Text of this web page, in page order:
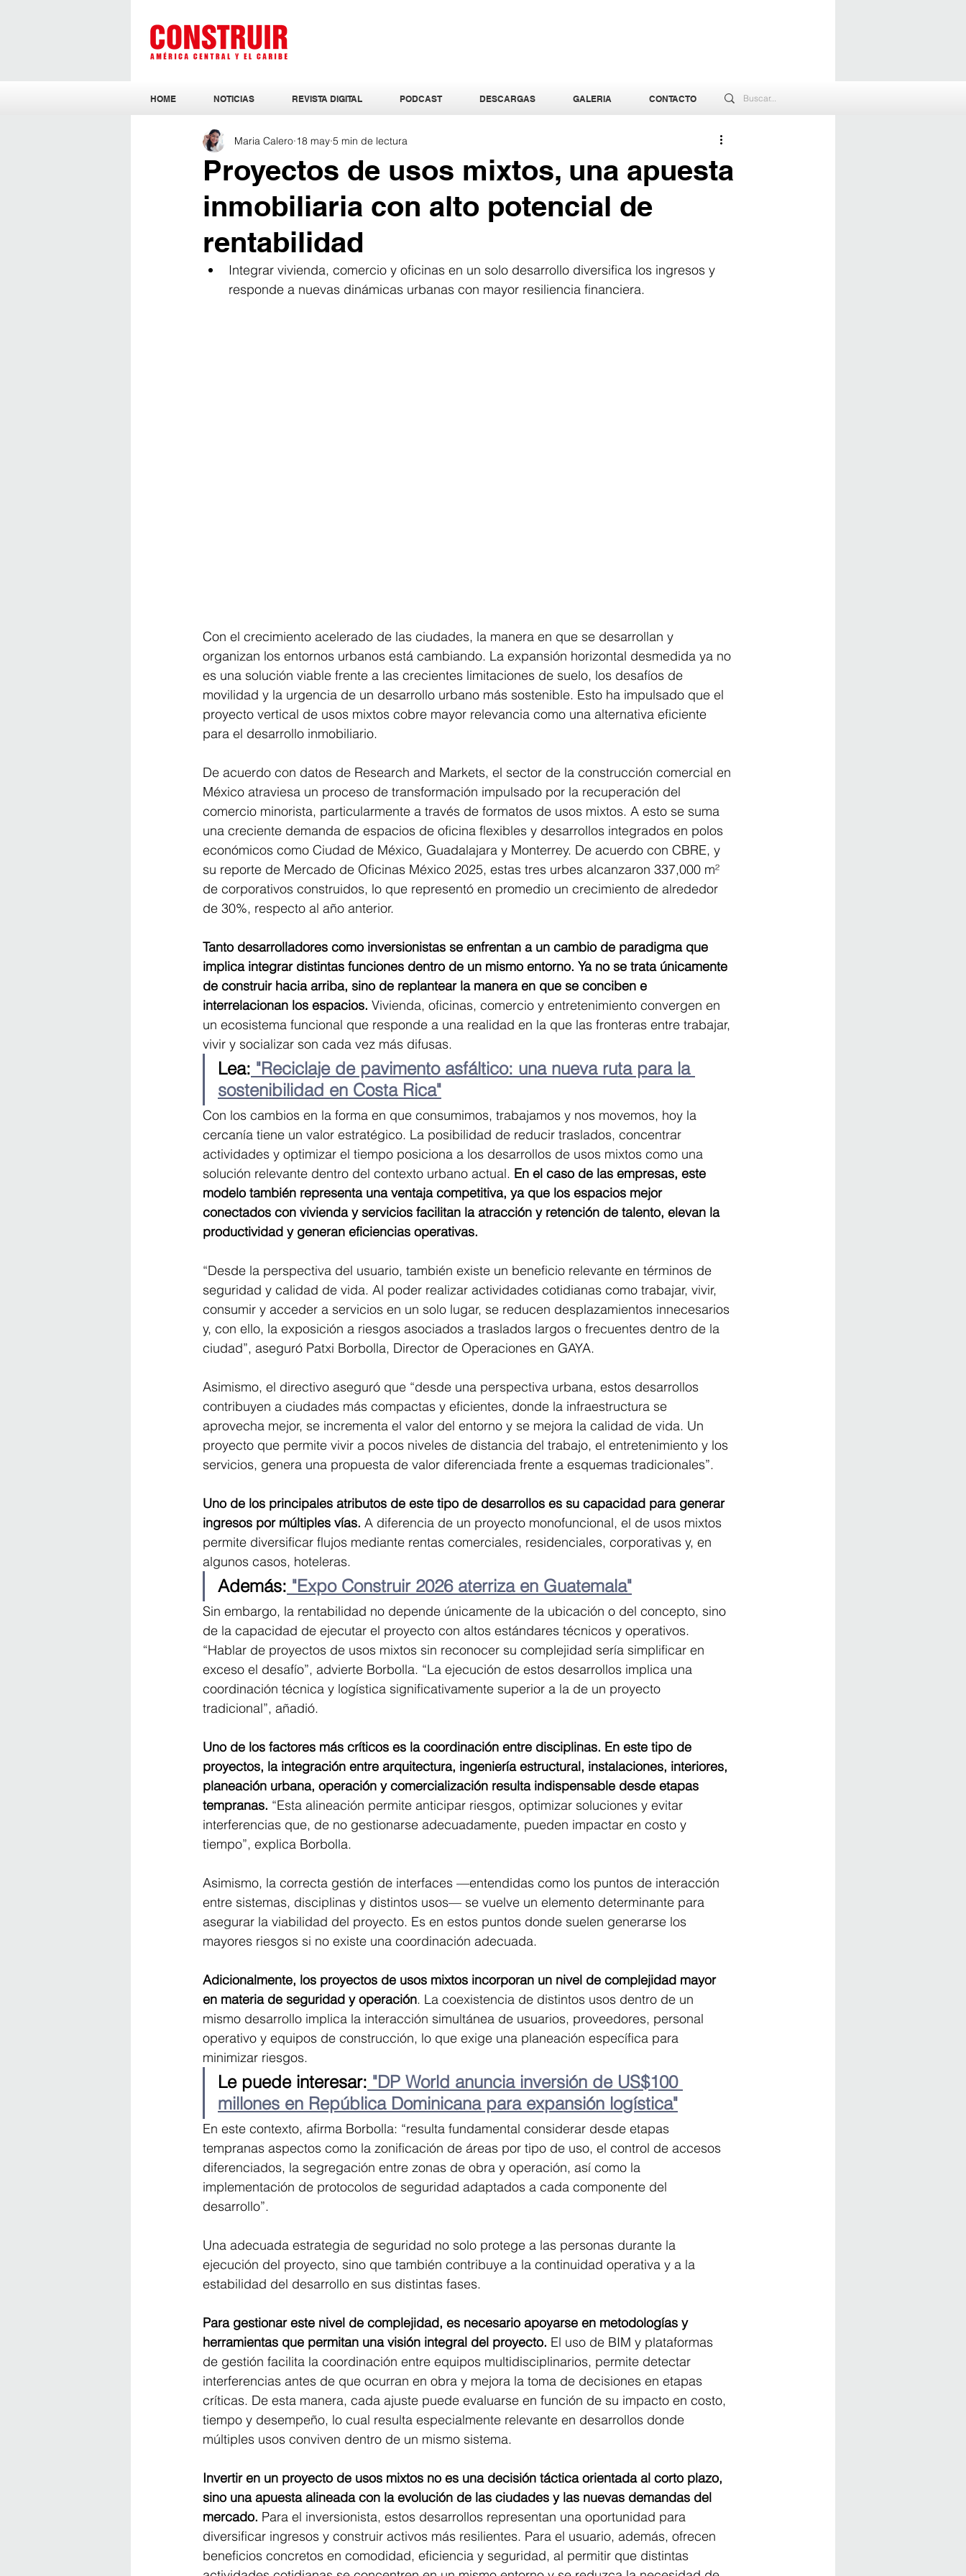
HOME NOTICIAS REVISTA DIGITAL PODCAST DESCARGAS GALERIA CONTACTO
Proyectos de usos mixtos, una apuesta
inmobiliaria con alto potencial de
rentabilidad
Maria Calero 18 may 5 min de lectura
Integrar vivienda, comercio y oficinas en un solo desarrollo diversifica los ingresos y
responde a nuevas dinámicas urbanas con mayor resiliencia financiera.
Con el crecimiento acelerado de las ciudades, la manera en que se desarrollan y
organizan los entornos urbanos está cambiando. La expansión horizontal desmedida ya no
es una solución viable frente a las crecientes limitaciones de suelo, los desafíos de
movilidad y la urgencia de un desarrollo urbano más sostenible. Esto ha impulsado que el
proyecto vertical de usos mixtos cobre mayor relevancia como una alternativa eficiente
para el desarrollo inmobiliario.
De acuerdo con datos de Research and Markets, el sector de la construcción comercial en
México atraviesa un proceso de transformación impulsado por la recuperación del
comercio minorista, particularmente a través de formatos de usos mixtos. A esto se suma
una creciente demanda de espacios de oficina flexibles y desarrollos integrados en polos
económicos como Ciudad de México, Guadalajara y Monterrey. De acuerdo con CBRE, y
su reporte de Mercado de Oficinas México 2025, estas tres urbes alcanzaron 337,000 m²
de corporativos construidos, lo que representó en promedio un crecimiento de alrededor
de 30%, respecto al año anterior.
Tanto desarrolladores como inversionistas se enfrentan a un cambio de paradigma que
implica integrar distintas funciones dentro de un mismo entorno. Ya no se trata únicamente
de construir hacia arriba, sino de replantear la manera en que se conciben e
interrelacionan los espacios. Vivienda, oficinas, comercio y entretenimiento convergen en
un ecosistema funcional que responde a una realidad en la que las fronteras entre trabajar,
vivir y socializar son cada vez más difusas.
Lea: "Reciclaje de pavimento asfáltico: una nueva ruta para la
sostenibilidad en Costa Rica"
Con los cambios en la forma en que consumimos, trabajamos y nos movemos, hoy la
cercanía tiene un valor estratégico. La posibilidad de reducir traslados, concentrar
actividades y optimizar el tiempo posiciona a los desarrollos de usos mixtos como una
solución relevante dentro del contexto urbano actual. En el caso de las empresas, este
modelo también representa una ventaja competitiva, ya que los espacios mejor
conectados con vivienda y servicios facilitan la atracción y retención de talento, elevan la
productividad y generan eficiencias operativas.
“Desde la perspectiva del usuario, también existe un beneficio relevante en términos de
seguridad y calidad de vida. Al poder realizar actividades cotidianas como trabajar, vivir,
consumir y acceder a servicios en un solo lugar, se reducen desplazamientos innecesarios
y, con ello, la exposición a riesgos asociados a traslados largos o frecuentes dentro de la
ciudad”, aseguró Patxi Borbolla, Director de Operaciones en GAYA.
Asimismo, el directivo aseguró que “desde una perspectiva urbana, estos desarrollos
contribuyen a ciudades más compactas y eficientes, donde la infraestructura se
aprovecha mejor, se incrementa el valor del entorno y se mejora la calidad de vida. Un
proyecto que permite vivir a pocos niveles de distancia del trabajo, el entretenimiento y los
servicios, genera una propuesta de valor diferenciada frente a esquemas tradicionales”.
Uno de los principales atributos de este tipo de desarrollos es su capacidad para generar
ingresos por múltiples vías. A diferencia de un proyecto monofuncional, el de usos mixtos
permite diversificar flujos mediante rentas comerciales, residenciales, corporativas y, en
algunos casos, hoteleras.
Además: "Expo Construir 2026 aterriza en Guatemala"
Sin embargo, la rentabilidad no depende únicamente de la ubicación o del concepto, sino
de la capacidad de ejecutar el proyecto con altos estándares técnicos y operativos.
“Hablar de proyectos de usos mixtos sin reconocer su complejidad sería simplificar en
exceso el desafío”, advierte Borbolla. “La ejecución de estos desarrollos implica una
coordinación técnica y logística significativamente superior a la de un proyecto
tradicional”, añadió.
Uno de los factores más críticos es la coordinación entre disciplinas. En este tipo de
proyectos, la integración entre arquitectura, ingeniería estructural, instalaciones, interiores,
planeación urbana, operación y comercialización resulta indispensable desde etapas
tempranas. “Esta alineación permite anticipar riesgos, optimizar soluciones y evitar
interferencias que, de no gestionarse adecuadamente, pueden impactar en costo y
tiempo”, explica Borbolla.
Asimismo, la correcta gestión de interfaces —entendidas como los puntos de interacción
entre sistemas, disciplinas y distintos usos— se vuelve un elemento determinante para
asegurar la viabilidad del proyecto. Es en estos puntos donde suelen generarse los
mayores riesgos si no existe una coordinación adecuada.
Adicionalmente, los proyectos de usos mixtos incorporan un nivel de complejidad mayor
en materia de seguridad y operación. La coexistencia de distintos usos dentro de un
mismo desarrollo implica la interacción simultánea de usuarios, proveedores, personal
operativo y equipos de construcción, lo que exige una planeación específica para
minimizar riesgos.
Le puede interesar: "DP World anuncia inversión de US$100
millones en República Dominicana para expansión logística"
En este contexto, afirma Borbolla: “resulta fundamental considerar desde etapas
tempranas aspectos como la zonificación de áreas por tipo de uso, el control de accesos
diferenciados, la segregación entre zonas de obra y operación, así como la
implementación de protocolos de seguridad adaptados a cada componente del
desarrollo”.
Una adecuada estrategia de seguridad no solo protege a las personas durante la
ejecución del proyecto, sino que también contribuye a la continuidad operativa y a la
estabilidad del desarrollo en sus distintas fases.
Para gestionar este nivel de complejidad, es necesario apoyarse en metodologías y
herramientas que permitan una visión integral del proyecto. El uso de BIM y plataformas
de gestión facilita la coordinación entre equipos multidisciplinarios, permite detectar
interferencias antes de que ocurran en obra y mejora la toma de decisiones en etapas
críticas. De esta manera, cada ajuste puede evaluarse en función de su impacto en costo,
tiempo y desempeño, lo cual resulta especialmente relevante en desarrollos donde
múltiples usos conviven dentro de un mismo sistema.
Invertir en un proyecto de usos mixtos no es una decisión táctica orientada al corto plazo,
sino una apuesta alineada con la evolución de las ciudades y las nuevas demandas del
mercado. Para el inversionista, estos desarrollos representan una oportunidad para
diversificar ingresos y construir activos más resilientes. Para el usuario, además, ofrecen
beneficios concretos en comodidad, eficiencia y seguridad, al permitir que distintas